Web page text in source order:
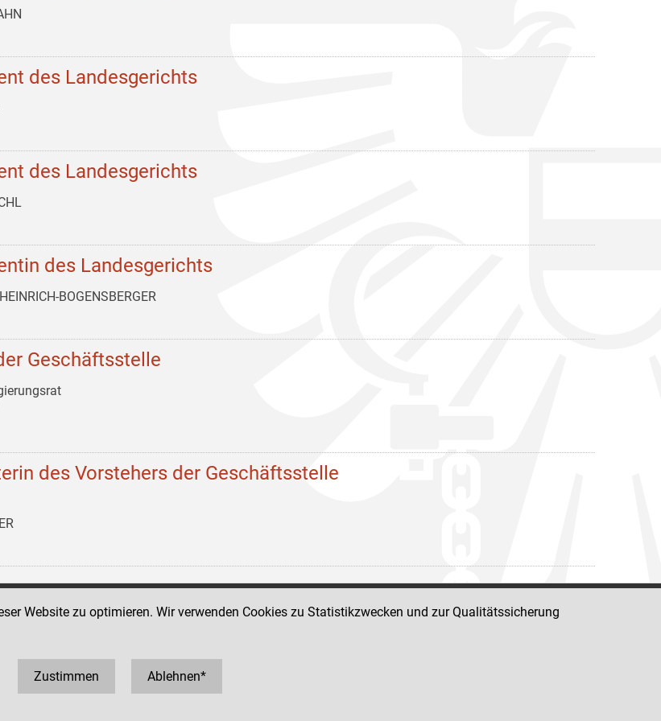
des Landesgerichts
des Landesgerichts
des Landesgerichts
BOGENSBERGER
Geschäftsstelle
des Vorstehers der Geschäftsstelle
Social Media Kanäle
Website zu optimieren. Wir verwenden Cookies zu Statistikzwecken und zur Qualitätssicherung
Zustimmen Ablehnen*